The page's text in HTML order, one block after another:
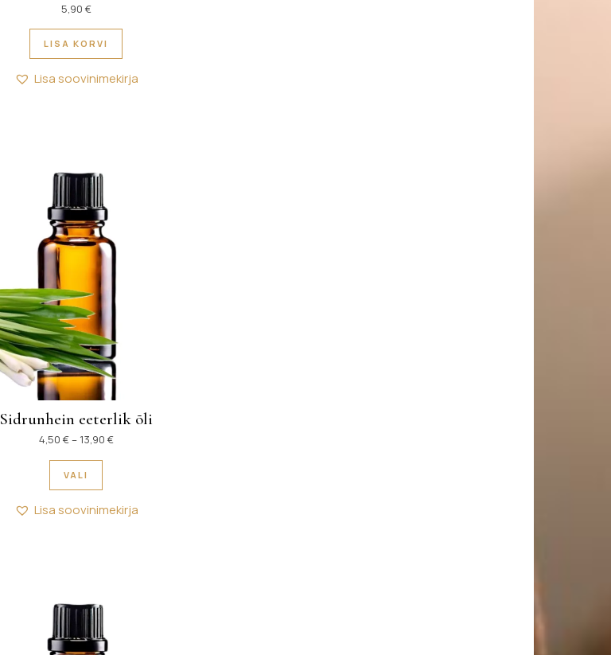
5,90 €
LISA KORVI
Lisa soovinimekirja
Sidrunhein eeterlik õli
4,50 €– 13,90 €Hinnavahemik: 4,50 € kuni 13,90 €
VALI
Sellel tootel on mitu varianti. Valikuid saab teha tootelehel.
Lisa soovinimekirja